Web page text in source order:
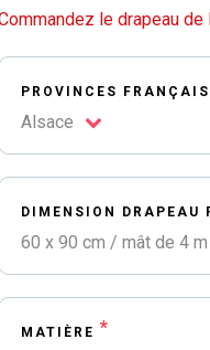
le drapeau
PROVINCES
Alsace
DIMENSION DRAPEAU
60 x 90 cm / mât de 4 m
MATIÈRE *